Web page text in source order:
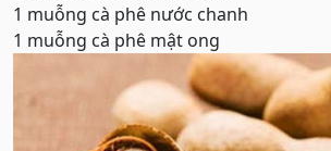
1 muỗng cà phê nước chanh
1 muỗng cà phê mật ong